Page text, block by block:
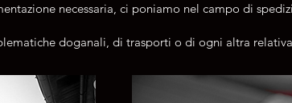
necessaria, ci poniamo nel campo di
doganali, di trasporti o di ogni altra